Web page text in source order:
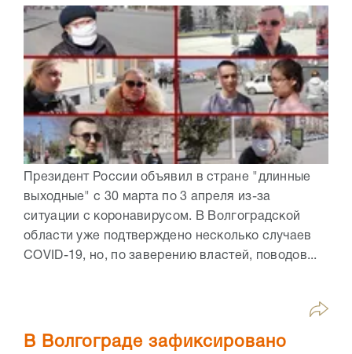
Президент России объявил в стране "длинные
выходные" с 30 марта по 3 апреля из-за
ситуации с коронавирусом. В Волгоградской
области уже подтверждено несколько случаев
COVID-19, но, по заверению властей, поводов...
В Волгограде зафиксировано